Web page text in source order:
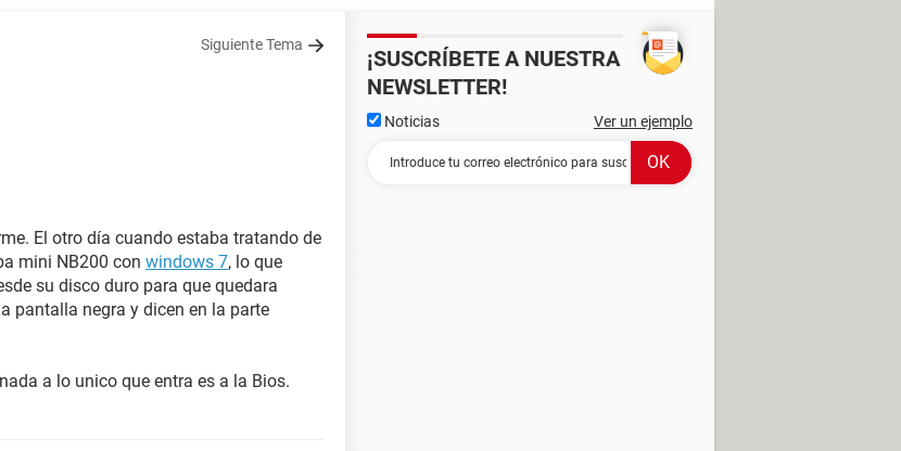
Siguiente Tema
El otro día cuando estaba tratando de
mini NB200 con windows 7, lo que
su disco duro para que quedara
pantalla negra y dicen en la parte
a lo unico que entra es a la Bios.
¡SUSCRÍBETE A NUESTRA
NEWSLETTER!
Noticias Ver un ejemplo